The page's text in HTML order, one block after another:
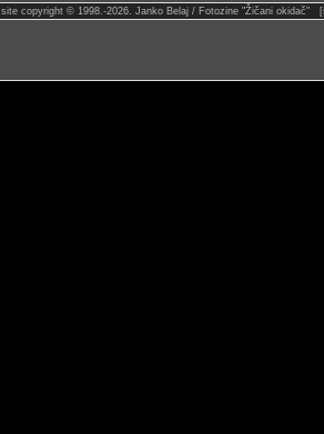
site copyright © 1998.-2026. Janko Belaj / Fotozine "Žičani okidač"